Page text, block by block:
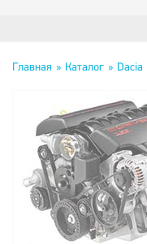
Главная Каталог Dacia